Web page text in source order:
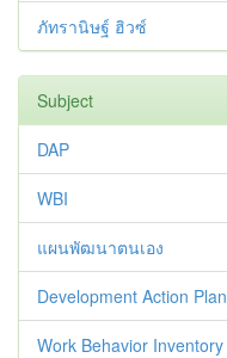
ภัทรานิษฐ์ ฮิวซ์
Subject
DAP
WBI
แผนพัฒนาตนเอง
Development Action Plan
Work Behavior Inventory